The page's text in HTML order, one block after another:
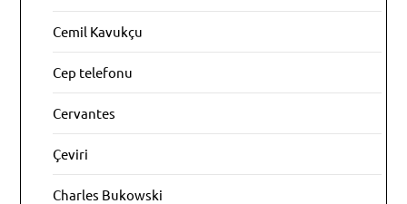
Cemil Kavukçu
Cep telefonu
Cervantes
Çeviri
Charles Bukowski